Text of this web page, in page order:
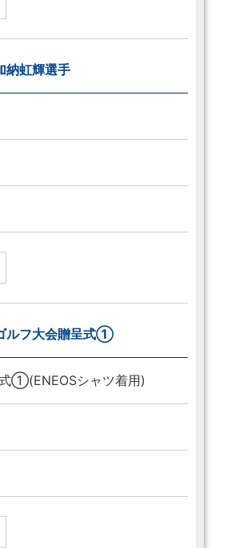
納虹輝選手
ルフ大会贈呈式①
①(ENEOSシャツ着用)